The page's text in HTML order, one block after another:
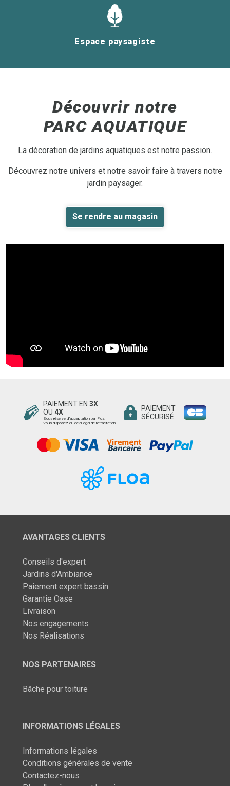
Espace paysagiste
Découvrir notre
PARC AQUATIQUE
La décoration de jardins aquatiques est notre passion.
Découvrez notre univers et notre savoir faire à travers notre
jardin paysager.
Se rendre au magasin
PAIEMENT EN 3X
OU 4X
Sous réserve d’acceptation par Floa.
Vous disposez du délai légal de rétractation
PAIEMENT
SÉCURISÉ
AVANTAGES CLIENTS
Conseils d'expert
Jardins d'Ambiance
Paiement expert bassin
Garantie Oase
Livraison
Nos engagements
Nos Réalisations
NOS PARTENAIRES
Bâche pour toiture
INFORMATIONS LÉGALES
Informations légales
Conditions générales de vente
Contactez-nous